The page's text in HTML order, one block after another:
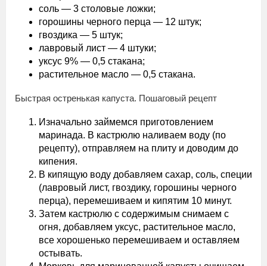
соль — 3 столовые ложки;
горошины черного перца — 12 штук;
гвоздика — 5 штук;
лавровый лист — 4 штуки;
уксус 9% — 0,5 стакана;
растительное масло — 0,5 стакана.
Быстрая остренькая капуста. Пошаговый рецепт
Изначально займемся приготовлением
маринада. В кастрюлю наливаем воду (по
рецепту), отправляем на плиту и доводим до
кипения.
В кипящую воду добавляем сахар, соль, специи
(лавровый лист, гвоздику, горошины черного
перца), перемешиваем и кипятим 10 минут.
Затем кастрюлю с содержимым снимаем с
огня, добавляем уксус, растительное масло,
все хорошенько перемешиваем и оставляем
остывать.